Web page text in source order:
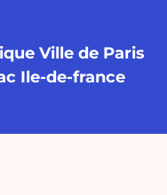
Ville de Paris
Ile-de-france